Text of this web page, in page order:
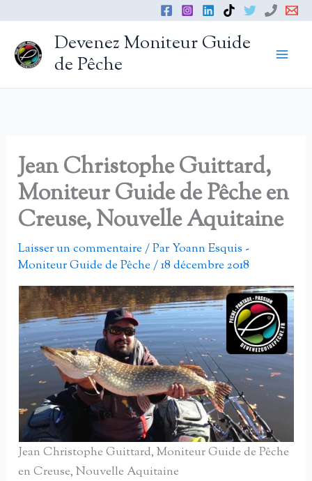
contenu
Devenez Moniteur Guide
de Pêche
Jean Christophe Guittard,
Moniteur Guide de Pêche en
Creuse, Nouvelle Aquitaine
Laisser un commentaire/ ParYoann Esquis -
Moniteur Guide de Pêche/18 décembre 2018
Jean Christophe Guittard, Moniteur Guide de Pêche
en Creuse, Nouvelle Aquitaine